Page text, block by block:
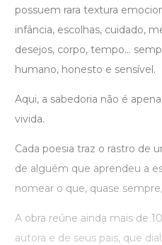
possuem rara textura
infância, escolhas, cuidado,
desejos, corpo, tempo...
humano, honesto e sensível.
Aqui, a sabedoria não é
vivida.
Cada poesia traz o rastro de
de alguém que aprendeu a
nomear o que, quase
A obra reúne ainda mais de
autora e de seus pais, que